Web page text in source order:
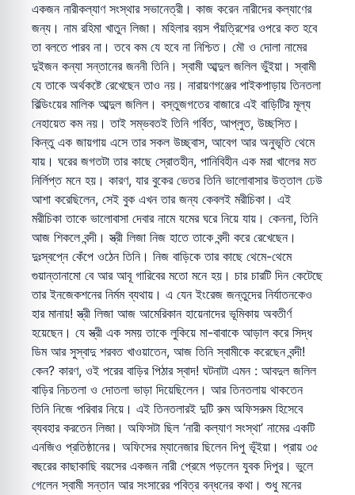
একজন নারীকল্যাণ সংস্থার সভানেত্রী। কাজ করেন নারীদের কল্যাণের
জন্য। নাম রহিমা খাতুন লিজা। মহিলার বয়স পঁয়ত্রিশের ওপরে কত হবে
তা বলতে পারব না। তবে কম যে হবে না নিশ্চিত। মৌ ও দোলা নামের
দুইজন কন্যা সন্তানের জননী তিনি। স্বামী আব্দুল জলিল ভুঁইয়া। স্বামী
যে তাকে অর্থকষ্টে রেখেছেন তাও নয়। নারায়ণগঞ্জের পাইকপাড়ায় তিনতলা
বিল্ডিংয়ের মালিক আব্দুল জলিল। বস্তুজগতের বাজারে এই বাড়িটির মূল্য
নেহায়েত কম নয়। তাই সম্ভবতই তিনি গর্বিত, আপ্লুত, উচ্ছসিত।
কিন্তু এক জায়গায় এসে তার সকল উচ্ছ্বাস, আবেগ আর অনুভূতি থেমে
যায়। ঘরের জগতটা তার কাছে স্রোতহীন, পানিবিহীন এক মরা খালের মত
নির্লিপ্ত মনে হয়। কারণ, যার বুকের ভেতর তিনি ভালোবাসার উত্তাল ঢেউ
আশা করেছিলেন, সেই বুক এখন তার জন্য কেবলই মরীচিকা। এই
মরীচিকা তাকে ভালোবাসা দেবার নামে যমের ঘরে নিয়ে যায়। কেননা, তিনি
আজ শিকলে বন্দী। স্ত্রী লিজা নিজ হাতে তাকে বন্দী করে রেখেছেন।
দুঃস্বপ্নে কেঁপে ওঠেন তিনি। নিজ বাড়িকে তার কাছে থেমে-থেমে
গুয়ান্তানামো বে আর আবূ গারিবের মতো মনে হয়। চার চারটি দিন কেটেছে
তার ইনজেকশনের নির্মম ব্যথায়। এ যেন ইংরেজ জন্তুদের নির্যাতনকেও
হার মানায়! স্ত্রী লিজা আজ আমেরিকান হায়েনাদের ভূমিকায় অবতীর্ণ
হয়েছেন। যে স্ত্রী এক সময় তাকে লুকিয়ে মা-বাবাকে আড়াল করে সিদ্ধ
ডিম আর সুস্বাদু শরবত খাওয়াতেন, আজ তিনি স্বামীকে করেছেন বন্দী!
কেন? কারণ, ওই পরের বাড়ির পিঠার স্বাদ! ঘটনাটা এমন : আবদুল জলিল
বাড়ির নিচতলা ও দোতলা ভাড়া দিয়েছিলেন। আর তিনতলায় থাকতেন
তিনি নিজে পরিবার নিয়ে। এই তিনতলারই দুটি রুম অফিসরুম হিসেবে
ব্যবহার করতেন লিজা। অফিসটা ছিল ‘নারী কল্যাণ সংস্থা’ নামের একটি
এনজিও প্রতিষ্ঠানের। অফিসের ম্যানেজার ছিলেন দিপু ভূঁইয়া। প্রায় ৩৫
বছরের কাছাকাছি বয়সের একজন নারী প্রেমে পড়লেন যুবক দিপুর। ভুলে
গেলেন স্বামী সন্তান আর সংসারের পবিত্র বন্ধনের কথা। শুধু মনের